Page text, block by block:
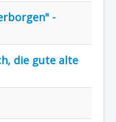
-
die gute alte